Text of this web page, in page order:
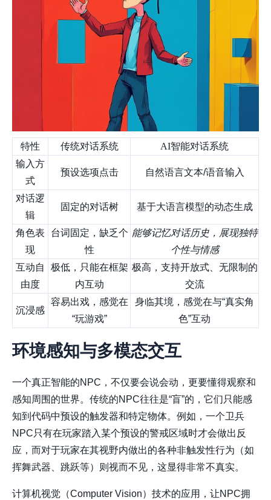
特性 传统对话系统
AI智能对话系统
输入方
式
预设选项点击 自然语言文本/语音输入
对话逻
辑
固定的对话树 基于大语言模型的动态生成
角色表
现
台词固定，缺乏个
性
能够记忆对话历史，展现独特
个性与情感
互动自
由度
极低，只能在框架
内互动
极高，支持开放式、无限制的
交流
沉浸感
容易出戏，感觉在
“玩游戏”
身临其境，感觉在与“真实角
色”互动
环境感知与多模态交互
一个真正智能的NPC，不仅要会说会动，更要懂得观察和
感知周围的世界。传统的NPC往往是“盲”的，它们只能感
知到代码中预设的触发器和特定物体。例如，一个卫兵
NPC只有在玩家踏入某个预设的警戒区域时才会做出反
应，而对于玩家在其视野内做出的各种非触发性行为（如
挥舞武器、跳跃等）则视而不见，这显得非常不真实。
计算机视觉（Computer Vision）技术的应用，让NPC拥